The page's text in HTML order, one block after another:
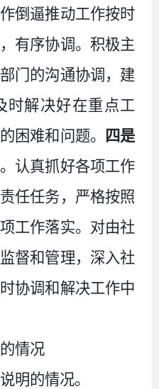
倒逼推动工作按时
有序协调。积极主
门的沟通协调，建
时解决好在重点工
困难和问题。
四是
认真抓好各项工作
任任务，严格按照
工作落实。对由社
督和管理，深入社
协调和解决工作中
情况
明的情况。